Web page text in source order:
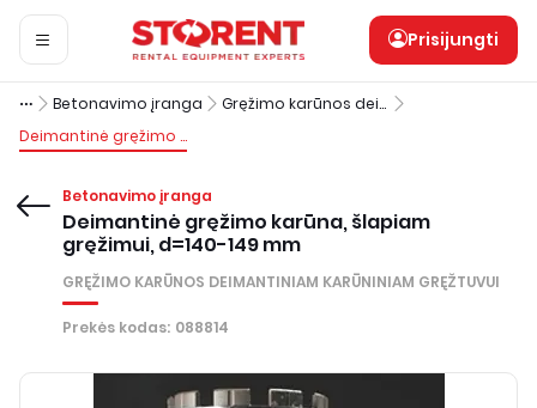
Prisijungti
Betonavimo įranga
Gręžimo karūnos deimantiniam karūniniam gręžtuvui
Deimantinė gręžimo karūna, šlapiam gręžimui, d=140-149 mm
Betonavimo įranga
Deimantinė gręžimo karūna, šlapiam
gręžimui, d=140-149 mm
GRĘŽIMO KARŪNOS DEIMANTINIAM KARŪNINIAM GRĘŽTUVUI
Prekės kodas: 088814